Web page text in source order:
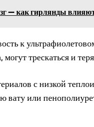
— как гирлянды влияют
к
трескаться и
с низкой
вату или